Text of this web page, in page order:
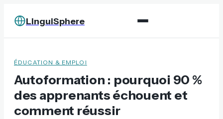
LinguiSphere
ÉDUCATION & EMPLOI
Autoformation : pourquoi 90 %
des apprenants échouent et
comment réussir